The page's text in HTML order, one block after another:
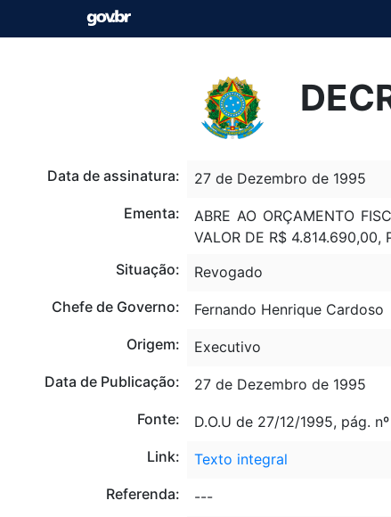
Data de assinatura:
27 de Dezembro de 1995
Ementa:
ABRE AO ORÇAMENTO
VALOR DE R$ 4.814.690,00,
Situação:
Revogado
Chefe de Governo:
Fernando Henrique Cardoso
Origem:
Executivo
Data de Publicação:
27 de Dezembro de 1995
Fonte:
D.O.U de 27/12/1995, pág.
Link:
Texto integral
Referenda:
---